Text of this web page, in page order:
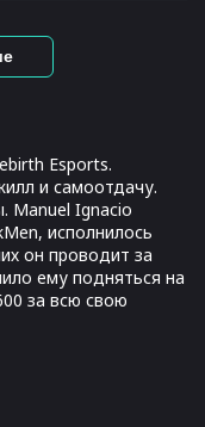
Esports.
и самоотдачу.
Manuel Ignacio
исполнилось
он проводит за
ему подняться на
за всю свою